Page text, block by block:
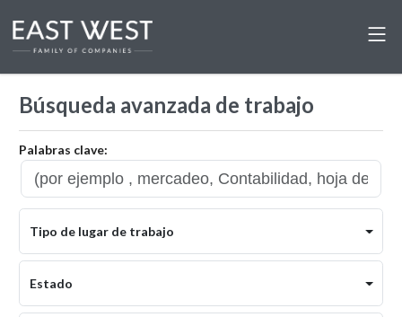
Búsqueda avanzada de trabajo
Palabras clave:
Tipo de lugar de trabajo
Estado